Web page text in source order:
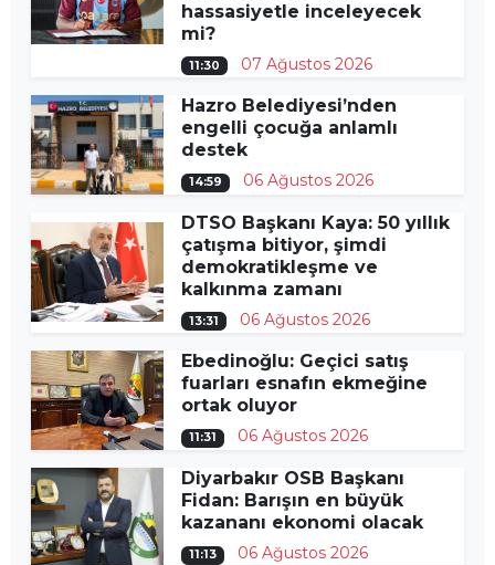
hassasiyetle inceleyecek
mi?
11:30 07 Ağustos 2026
Hazro Belediyesi’nden
engelli çocuğa anlamlı
destek
14:59 06 Ağustos 2026
DTSO Başkanı Kaya: 50 yıllık
çatışma bitiyor, şimdi
demokratikleşme ve
kalkınma zamanı
13:31 06 Ağustos 2026
Ebedinoğlu: Geçici satış
fuarları esnafın ekmeğine
ortak oluyor
11:31 06 Ağustos 2026
Diyarbakır OSB Başkanı
Fidan: Barışın en büyük
kazananı ekonomi olacak
11:13 06 Ağustos 2026